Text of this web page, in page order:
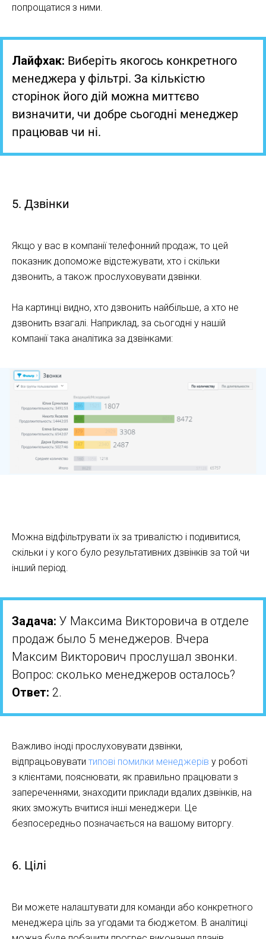
попрощатися з ними.
Лайфхак: Виберіть якогось конкретного
менеджера у фільтрі. За кількістю
сторінок його дій можна миттєво
визначити, чи добре сьогодні менеджер
працював чи ні.
5. Дзвінки
Якщо у вас в компанії телефонний продаж, то цей
показник допоможе відстежувати, хто і скільки
дзвонить, а також прослуховувати дзвінки.
На картинці видно, хто дзвонить найбільше, а хто не
дзвонить взагалі. Наприклад, за сьогодні у нашій
компанії така аналітика за дзвінками:
Можна відфільтрувати їх за тривалістю і подивитися,
скільки і у кого було результативних дзвінків за той чи
інший період.
Задача: У Максима Викторовича в отделе
продаж было 5 менеджеров. Вчера
Максим Викторович прослушал звонки.
Вопрос: сколько менеджеров осталось?
Ответ: 2.
Важливо іноді прослуховувати дзвінки,
відпрацьовувати типові помилки менеджерів у роботі
з клієнтами, пояснювати, як правильно працювати з
запереченнями, знаходити приклади вдалих дзвінків, на
яких зможуть вчитися інші менеджери. Це
безпосередньо позначається на вашому виторгу.
6. Цілі
Ви можете налаштувати для команди або конкретного
менеджера ціль за угодами та бюджетом. В аналітиці